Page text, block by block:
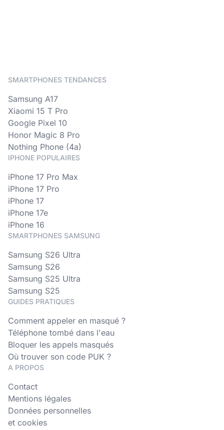
SMARTPHONES TENDANCES
Samsung A17
Xiaomi 15 T Pro
Google Pixel 10
Honor Magic 8 Pro
Nothing Phone (4a)
IPHONE POPULAIRES
iPhone 17 Pro Max
iPhone 17 Pro
iPhone 17
iPhone 17e
iPhone 16
SMARTPHONES SAMSUNG
Samsung S26 Ultra
Samsung S26
Samsung S25 Ultra
Samsung S25
GUIDES PRATIQUES
Comment appeler en masqué ?
Téléphone tombé dans l'eau
Bloquer les appels masqués
Où trouver son code PUK ?
A PROPOS
Contact
Mentions légales
Données personnelles
et cookies